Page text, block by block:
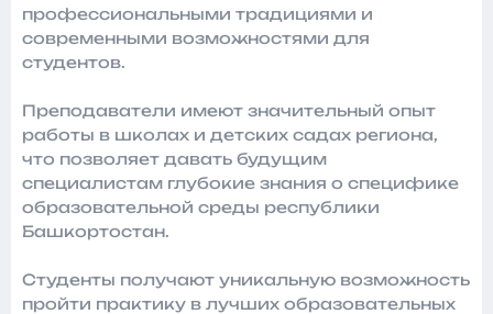
профессиональными традициями и
современными возможностями для
студентов.
Преподаватели имеют значительный опыт
работы в школах и детских садах региона,
что позволяет давать будущим
специалистам глубокие знания о специфике
образовательной среды республики
Башкортостан.
Студенты получают уникальную возможность
пройти практику в лучших образовательных